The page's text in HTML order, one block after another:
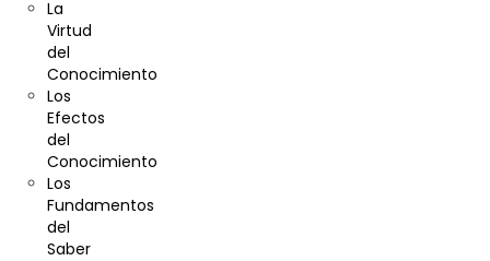
La
Virtud
del
Conocimiento
Los
Efectos
del
Conocimiento
Los
Fundamentos
del
Saber